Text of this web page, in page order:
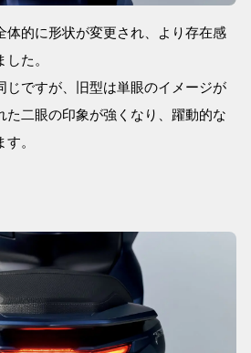
体的に形状が変更され、より存在感
た。
じですが、旧型は単眼のイメージが
た二眼の印象が強くなり、躍動的な
。